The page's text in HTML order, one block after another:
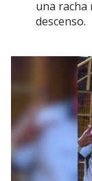
una racha
descenso.